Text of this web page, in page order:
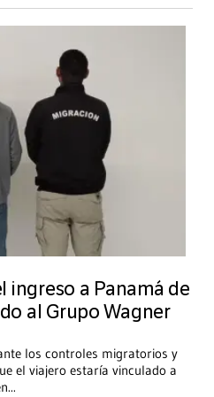
ingreso a Panamá de
al Grupo Wagner
los controles migratorios y
el viajero estaría vinculado a
...